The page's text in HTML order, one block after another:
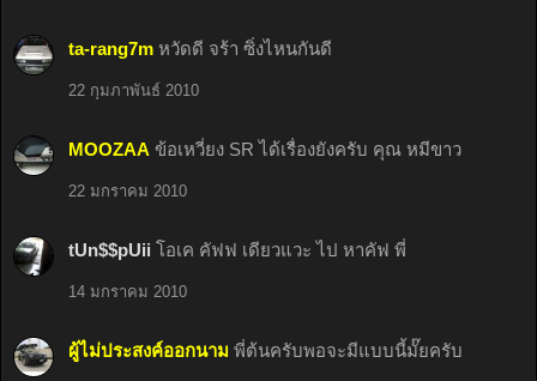
ta-rang7m หวัดดี จร้า ซิ่งไหนกันดี
22 กุมภาพันธ์ 2010
MOOZAA ข้อเหวี่ยง SR ได้เรื่องยังครับ คุณ หมีขาว
22 มกราคม 2010
tUn$$pUii โอเค คัฟฟ เดียวแวะ ไป หาคัฟ พี่
14 มกราคม 2010
ผู้ไม่ประสงค์ออกนาม พี่ต้นครับพอจะมีแบบนี้มั๊ยครับ